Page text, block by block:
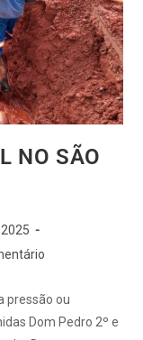
NO SÃO
pressão ou
Dom Pedro 2º e